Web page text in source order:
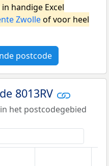
handige Excel
Zwolleof voor heel
postcode
8013RV
het postcodegebied